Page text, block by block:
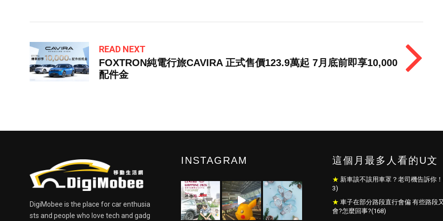
READ NEXT
FOXTRON純電行旅CAVIRA 正式售價123.9萬起 7月底前即享10,000
配件金
DigiMobee is the place for car enthusia
sts and people who love tech and gadg
INSTAGRAM 這個月最多人看的U文
新車該不該用車罩？老司機告訴你
3)
車子在部分路段直行會偏 有些路段
會?怎麼回事?(168)